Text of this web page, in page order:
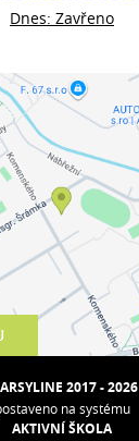
Dnes: Zavřeno
2017 - 2026
na systému
AKTIVNÍ ŠKOLA